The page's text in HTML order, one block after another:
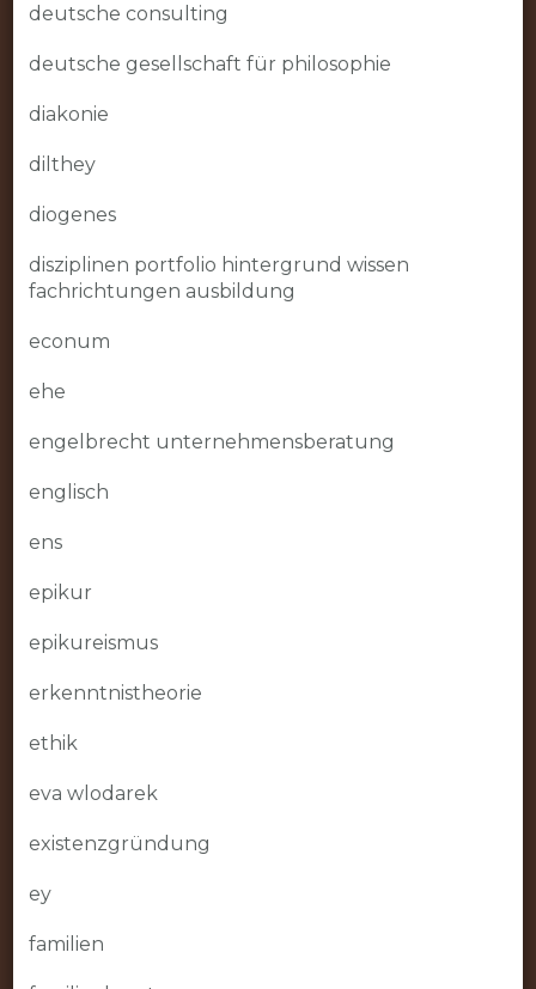
deutsche consulting
deutsche gesellschaft für philosophie
diakonie
dilthey
diogenes
disziplinen portfolio hintergrund wissen
fachrichtungen ausbildung
econum
ehe
engelbrecht unternehmensberatung
englisch
ens
epikur
epikureismus
erkenntnistheorie
ethik
eva wlodarek
existenzgründung
ey
familien